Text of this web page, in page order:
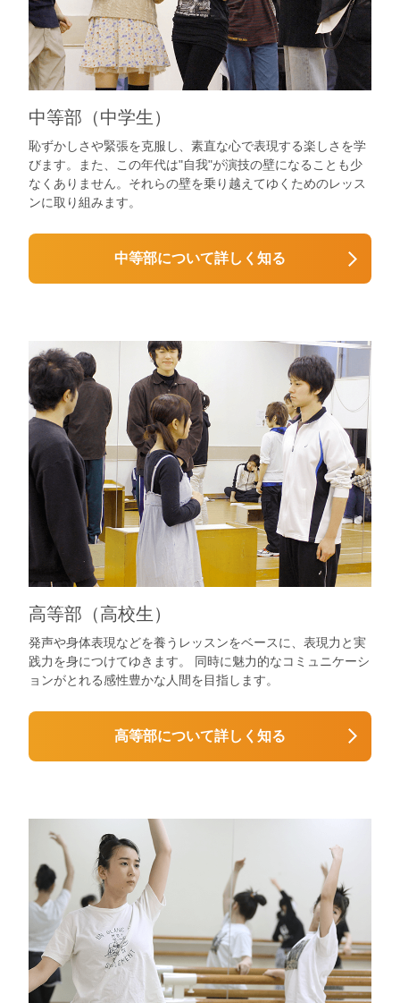
中等部（中学生）
恥ずかしさや緊張を克服し、素直な心で表現する楽しさを学
びます。また、この年代は"自我"が演技の壁になることも少
なくありません。それらの壁を乗り越えてゆくためのレッス
ンに取り組みます。
中等部について詳しく知る
高等部（高校生）
発声や身体表現などを養うレッスンをベースに、表現力と実
践力を身につけてゆきます。 同時に魅力的なコミュニケーシ
ョンがとれる感性豊かな人間を目指します。
高等部について詳しく知る